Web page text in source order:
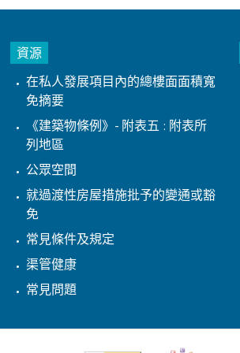
資源
在私人發展項目內的總樓面面積寬
免摘要
《建築物條例》- 附表五 : 附表所
列地區
公眾空間
就過渡性房屋措施批予的變通或豁
免
常見條件及規定
渠管健康
常見問題